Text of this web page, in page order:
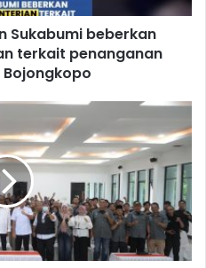
Sukabumi beberkan
terkait penanganan